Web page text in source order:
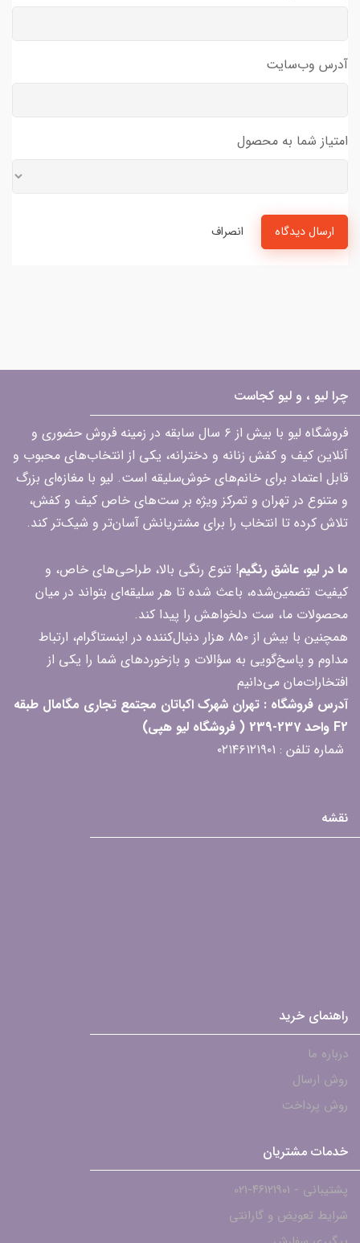
آدرس وب‌سایت
امتیاز شما به محصول
ارسال دیدگاه انصراف
چرا لیو ، و لیو کجاست
فروشگاه لیو با بیش از ۶ سال سابقه در زمینه فروش حضوری و
آنلاین کیف و کفش زنانه و دخترانه، یکی از انتخاب‌های محبوب و
قابل اعتماد برای خانم‌های خوش‌سلیقه است. لیو با مغازه‌ای بزرگ
و متنوع در تهران و تمرکز ویژه بر ست‌های خاص کیف و کفش،
تلاش کرده تا انتخاب را برای مشتریانش آسان‌تر و شیک‌تر کند.
ما در لیو، عاشق رنگیم! تنوع رنگی بالا، طراحی‌های خاص، و
کیفیت تضمین‌شده، باعث شده تا هر سلیقه‌ای بتواند در میان
محصولات ما، ست دلخواهش را پیدا کند.
همچنین با بیش از ۸۵۰ هزار دنبال‌کننده در اینستاگرام، ارتباط
مداوم و پاسخ‌گویی به سؤالات و بازخوردهای شما را یکی از
افتخارات‌مان می‌دانیم
آدرس فروشگاه : تهران شهرک اکباتان مجتمع تجاری مگامال طبقه
F2 واحد 237-239 ( فروشگاه لیو هپی)
شماره تلفن : ۰۲۱۴۶۱۲۱۹۰۱
نقشه
راهنمای خرید
درباره ما
روش ارسال
روش پرداخت
خدمات مشتریان
پشتیبانی - ۴۶۱۲۱۹۰۱-021
شرایط تعویض و گارانتی